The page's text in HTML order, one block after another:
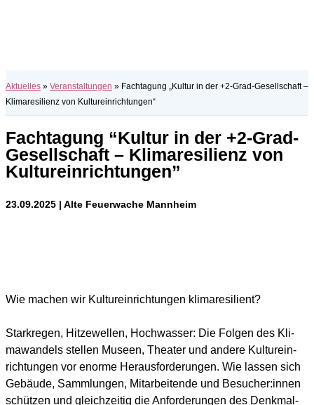
Aktuelles » Veranstaltungen » Fachtagung „Kultur in der +2-Grad-Gesellschaft –
Klimaresilienz von Kultureinrichtungen“
Fachtagung “Kultur in der +2‑Grad-
Gesellschaft – Klimaresilienz von
Kultureinrichtungen”
23.09.2025 | Alte Feuerwache Mannheim
Wie machen wir Kul­tur­ein­rich­tun­gen kli­ma­re­si­li­ent?
Stark­re­gen, Hit­ze­wel­len, Hoch­was­ser: Die Fol­gen des Kli­
ma­wan­dels stel­len Muse­en, Thea­ter und ande­re Kul­tur­ein­
rich­tun­gen vor enor­me Her­aus­for­de­run­gen. Wie las­sen sich
Gebäu­de, Samm­lun­gen, Mit­ar­bei­ten­de und Besucher:innen
schüt­zen und gleich­zei­tig die Anfor­de­run­gen des Denk­mal­